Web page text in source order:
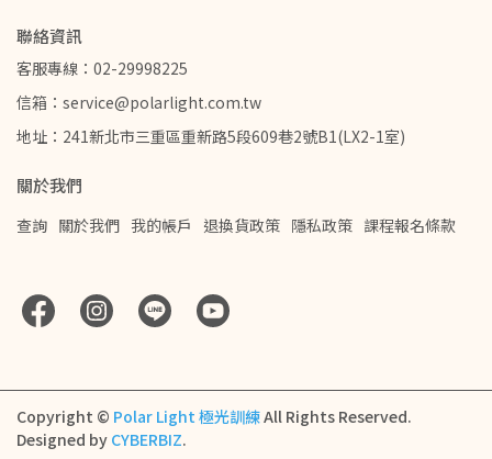
聯絡資訊
客服專線：02-29998225
信箱：service@polarlight.com.tw
地址：241新北市三重區重新路5段609巷2號B1(LX2-1室)
關於我們
查詢 關於我們 我的帳戶 退換貨政策 隱私政策 課程報名條款
Copyright © Polar Light 極光訓練All Rights Reserved.
Designed by CYBERBIZ.